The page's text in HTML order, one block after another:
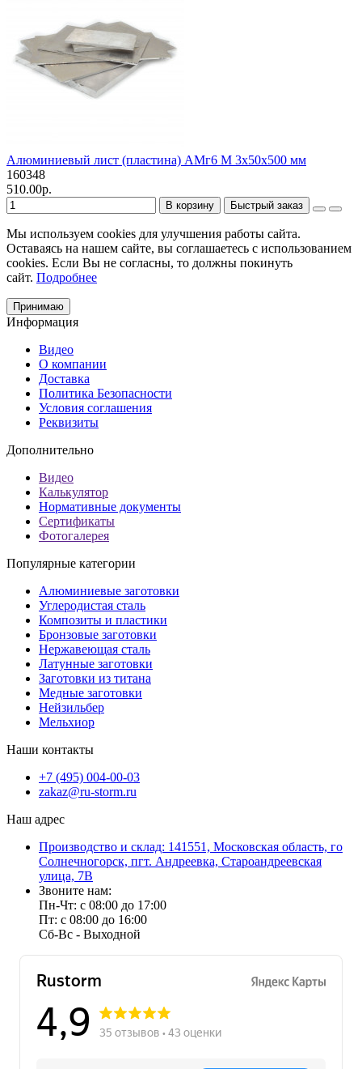
Алюминиевый лист (пластина) АМг6 М 3х50х500 мм
160348
510.00р.
В корзину Быстрый заказ
Мы используем cookies для улучшения работы сайта.
Оставаясь на нашем сайте, вы соглашаетесь с использованием
cookies. Если Вы не согласны, то должны покинуть
сайт. Подробнее
Принимаю
Информация
Видео
О компании
Доставка
Политика Безопасности
Условия соглашения
Реквизиты
Дополнительно
Видео
Калькулятор
Нормативные документы
Сертификаты
Фотогалерея
Популярные категории
Алюминиевые заготовки
Углеродистая сталь
Композиты и пластики
Бронзовые заготовки
Нержавеющая сталь
Латунные заготовки
Заготовки из титана
Медные заготовки
Нейзильбер
Мельхиор
Наши контакты
+7 (495) 004-00-03
zakaz@ru-storm.ru
Наш адрес
Производство и склад: 141551, Московская область, го
Солнечногорск, пгт. Андреевка, Староандреевская
улица, 7В
Звоните нам:
Пн-Чт: с 08:00 до 17:00
Пт: с 08:00 до 16:00
Сб-Вс - Выходной